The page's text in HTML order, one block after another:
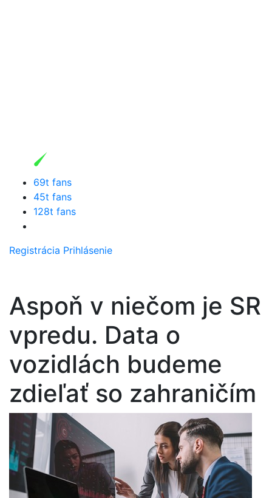
69t fans
45t fans
128t fans
Registrácia Prihlásenie
Aspoň v niečom je SR
vpredu. Data o
vozidlách budeme
zdieľať so zahraničím